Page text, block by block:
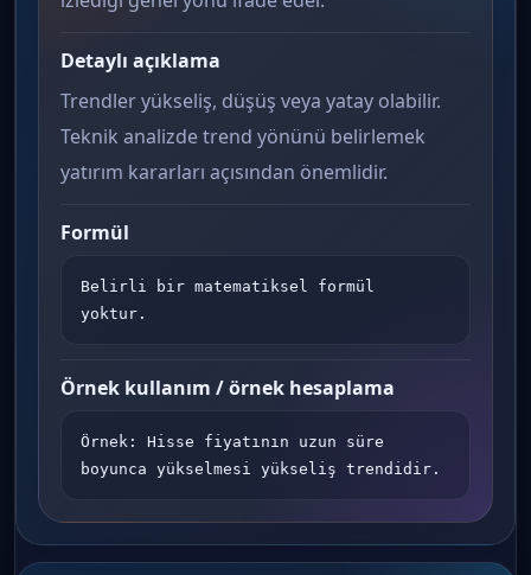
Detaylı açıklama
Trendler yükseliş, düşüş veya yatay olabilir.
Teknik analizde trend yönünü belirlemek
yatırım kararları açısından önemlidir.
Formül
Belirli bir matematiksel formül
yoktur.
Örnek kullanım / örnek hesaplama
Örnek: Hisse fiyatının uzun süre
boyunca yükselmesi yükseliş trendidir.